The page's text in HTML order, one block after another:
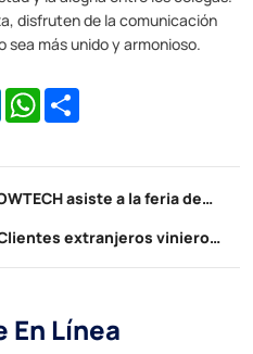
disfruten de la comunicación
más unido y armonioso.
LinkedInWhatsApp
asiste a la feria de
extranjeros vinieron
participar en la
En Línea